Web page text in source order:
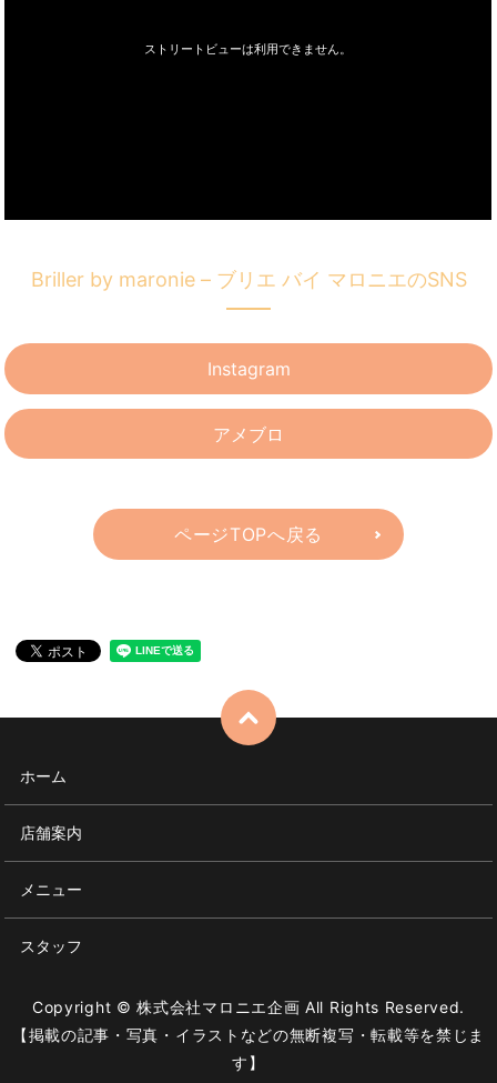
Briller by maronie – ブリエ バイ マロニエのSNS
Instagram
アメブロ
ページTOPへ戻る
ホーム
店舗案内
メニュー
スタッフ
Copyright © 株式会社マロニエ企画 All Rights Reserved.
【掲載の記事・写真・イラストなどの無断複写・転載等を禁じま
す】